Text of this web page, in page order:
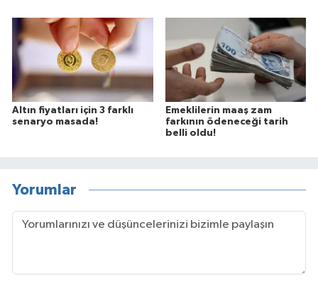
Altın fiyatları için 3 farklı
senaryo masada!
Emeklilerin maaş zam
farkının ödeneceği tarih
belli oldu!
Yorumlar